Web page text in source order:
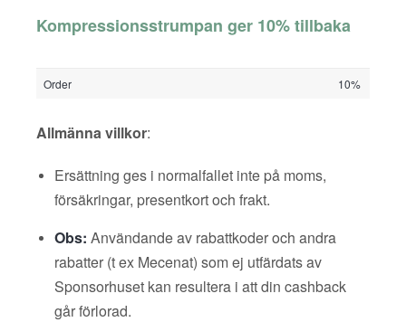
Kompressionsstrumpan ger 10% tillbaka
Order 10%
Allmänna villkor:
Ersättning ges i normalfallet inte på moms,
försäkringar, presentkort och frakt.
Obs: Användande av rabattkoder och andra
rabatter (t ex Mecenat) som ej utfärdats av
Sponsorhuset kan resultera i att din cashback
går förlorad.